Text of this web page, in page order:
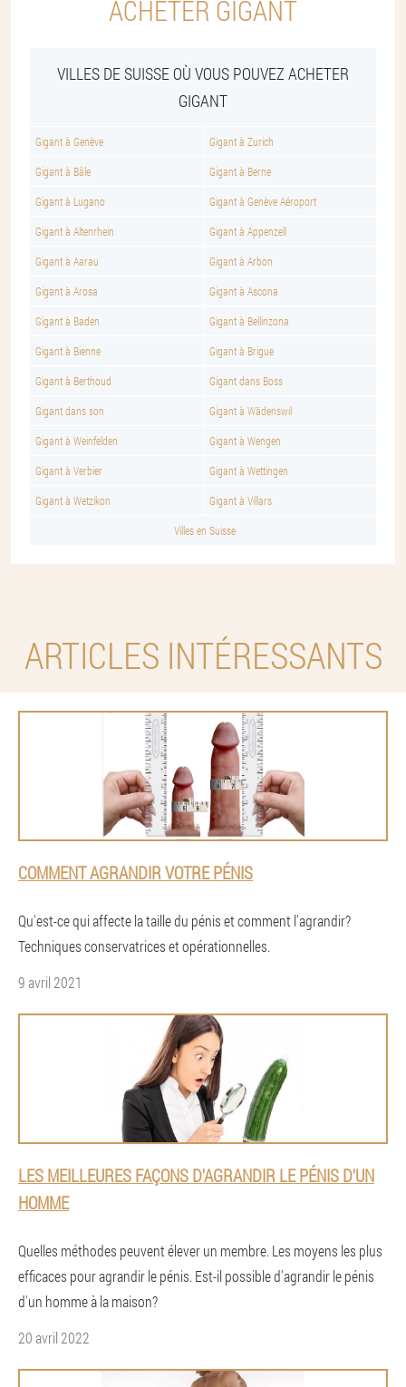
ACHETER GIGANT
VILLES DE SUISSE OÙ VOUS POUVEZ ACHETER
GIGANT
Gigant à Genève Gigant à Zurich
Gigant à Bâle Gigant à Berne
Gigant à Lugano Gigant à Genève Aéroport
Gigant à Altenrhein Gigant à Appenzell
Gigant à Aarau Gigant à Arbon
Gigant à Arosa Gigant à Ascona
Gigant à Baden Gigant à Bellinzona
Gigant à Bienne Gigant à Brigue
Gigant à Berthoud Gigant dans Boss
Gigant dans son Gigant à Wädenswil
Gigant à Weinfelden Gigant à Wengen
Gigant à Verbier Gigant à Wettingen
Gigant à Wetzikon Gigant à Villars
Villes en Suisse
ARTICLES INTÉRESSANTS
COMMENT AGRANDIR VOTRE PÉNIS
Qu'est-ce qui affecte la taille du pénis et comment l'agrandir?
Techniques conservatrices et opérationnelles.
9 avril 2021
LES MEILLEURES FAÇONS D'AGRANDIR LE PÉNIS D'UN
HOMME
Quelles méthodes peuvent élever un membre. Les moyens les plus
efficaces pour agrandir le pénis. Est-il possible d'agrandir le pénis
d'un homme à la maison?
20 avril 2022